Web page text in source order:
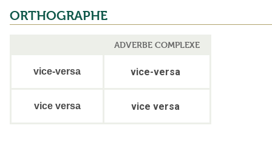
ORTHOGRAPHE
ADVERBE COMPLEXE
vice-versa vice-versa
vice versa vice versa